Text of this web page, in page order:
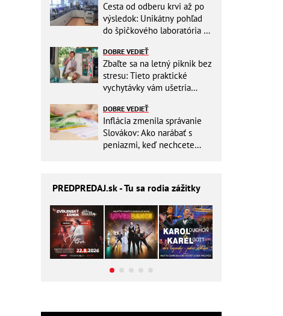
Cesta od odberu krvi až po
výsledok: Unikátny pohľad
do špičkového laboratória na
DOBRE VEDIEŤ
Zbaľte sa na letný piknik bez
stresu: Tieto praktické
vychytávky vám ušetria
DOBRE VEDIEŤ
Inflácia zmenila správanie
Slovákov: Ako narábať s
peniazmi, keď nechcete
PREDPREDAJ.sk - Tu sa rodia zážitky